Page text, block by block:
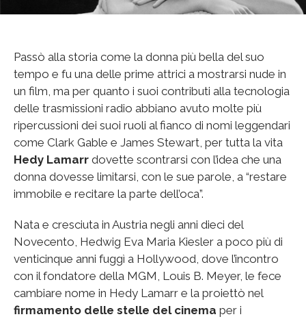
Passò alla storia come la donna più bella del suo
tempo e fu una delle prime attrici a mostrarsi nude in
un film, ma per quanto i suoi contributi alla tecnologia
delle trasmissioni radio abbiano avuto molte più
ripercussioni dei suoi ruoli al fianco di nomi leggendari
come Clark Gable e James Stewart, per tutta la vita
Hedy Lamarr dovette scontrarsi con l’idea che una
donna dovesse limitarsi, con le sue parole, a “restare
immobile e recitare la parte dell’oca”.
Nata e cresciuta in Austria negli anni dieci del
Novecento, Hedwig Eva Maria Kiesler a poco più di
venticinque anni fuggì a Hollywood, dove l’incontro
con il fondatore della MGM, Louis B. Meyer, le fece
cambiare nome in Hedy Lamarr e la proiettò nel
firmamento delle stelle del cinema per i